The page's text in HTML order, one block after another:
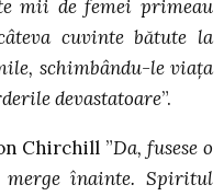
mii de femei primeau
cuvinte bătute la
schimbându-le viața
devastatoare”.
Chirchill ”Da, fusese o
înainte. Spiritul